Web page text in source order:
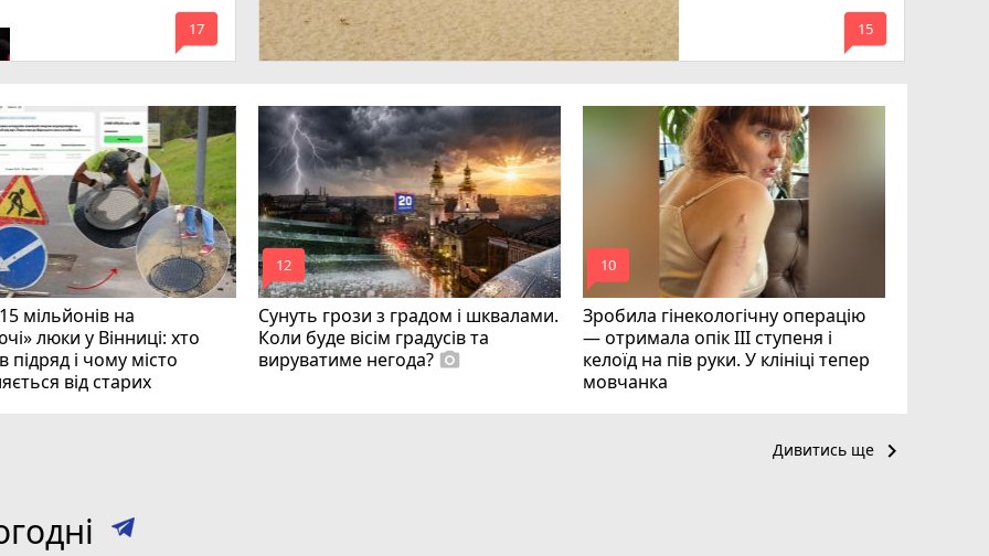
mode_comment
17 mode_comment
15
мільйонів на
люки у Вінниці: хто
підряд і чому місто
від старих
Сунуть грози з градом і шквалами.
Коли буде вісім градусів та
вируватиме негода? photo_camera
mode_comment
12
Зробила гінекологічну операцію
— отримала опік ІІІ ступеня і
келоїд на пів руки. У клініці тепер
мовчанка
mode_comment
10
Дивитись ще keyboard_arrow_right